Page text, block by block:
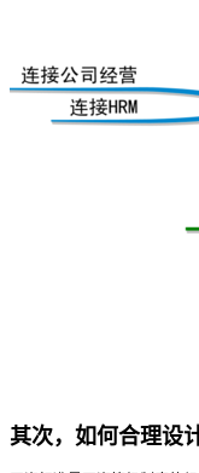
其次，如何合理设